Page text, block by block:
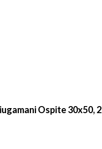
Ospite 30x50, 2